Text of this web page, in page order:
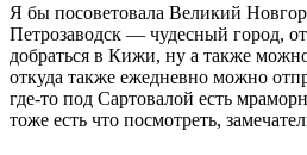
Я бы посоветовала Великий
Петрозаводск — чудесный город,
добраться в Кижи, ну а также можно
откуда также ежедневно можно
где-то под Сартовалой есть
тоже есть что посмотреть,